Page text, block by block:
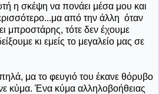
η σκέψη να πονάει μέσα μου και
από την άλλη όταν
μπροστάρης, τότε δεν έχουμε
κι εμείς το μεγαλείο μας σε
μα το φευγιό του έκανε θόρυβο
κύμα. Ένα κύμα αλληλοβοήθειας